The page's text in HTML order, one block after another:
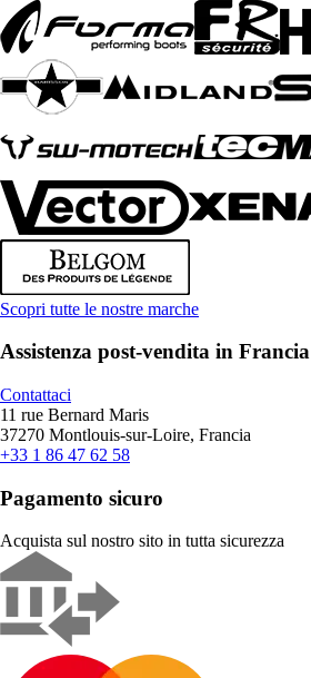
Scopri tutte le nostre marche
Assistenza post-vendita in Francia
Contattaci
11 rue Bernard Maris
37270 Montlouis-sur-Loire, Francia
+33 1 86 47 62 58
Pagamento sicuro
Acquista sul nostro sito in tutta sicurezza